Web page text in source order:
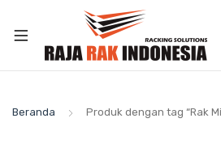
Beranda Produk dengan tag “Rak